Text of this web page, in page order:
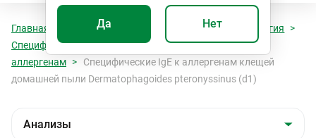
Да Нет
Главная Анализы
Иммуноаллергология
Специфические Ig E к бытовым (эпидермальным)
аллергенам
Специфические IgE к аллергенам клещей
домашней пыли Dermatophagoides pteronyssinus (d1)